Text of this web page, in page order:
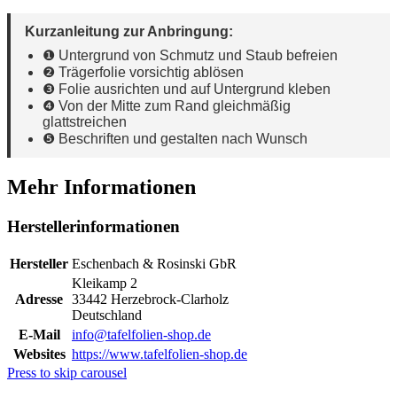
Kurzanleitung zur Anbringung:
❶ Untergrund von Schmutz und Staub befreien
❷ Trägerfolie vorsichtig ablösen
❸ Folie ausrichten und auf Untergrund kleben
❹ Von der Mitte zum Rand gleichmäßig
glattstreichen
❺ Beschriften und gestalten nach Wunsch
Mehr Informationen
Herstellerinformationen
Hersteller Eschenbach & Rosinski GbR
Adresse
Kleikamp 2
33442 Herzebrock-Clarholz
Deutschland
E-Mail
info@tafelfolien-shop.de
Websites https://www.tafelfolien-shop.de
Press to skip carousel